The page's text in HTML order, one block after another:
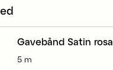
Gavebånd Satin rosa
5 m